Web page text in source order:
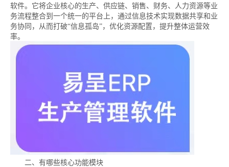
软件。它将企业核心的生产、供应链、销售、财务、人力资源等业
务流程整合到一个统一的平台上，通过信息技术实现数据共享和业
务协同，从而打破“信息孤岛”，优化资源配置，提升整体运营效
率。
二、有哪些核心功能模块